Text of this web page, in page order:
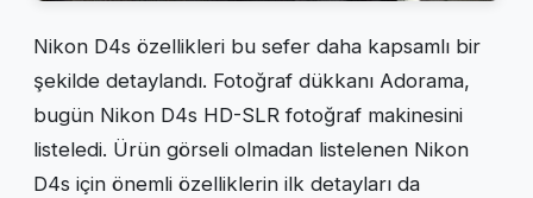
Nikon D4s özellikleri bu sefer daha kapsamlı bir
şekilde detaylandı. Fotoğraf dükkanı Adorama,
bugün Nikon D4s HD-SLR fotoğraf makinesini
listeledi. Ürün görseli olmadan listelenen Nikon
D4s için önemli özelliklerin ilk detayları da